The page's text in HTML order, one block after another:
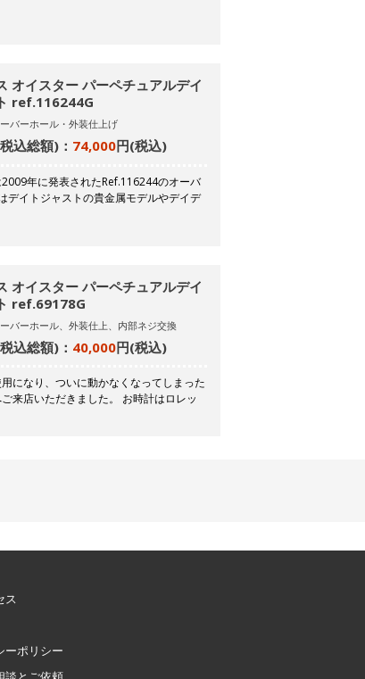
オイスター パーペチュアルデイ
ref.116244G
バーホール・外装仕上げ
込総額)： 74,000円(税込)
年に発表されたRef.116244のオーバ
デイトジャストの貴金属モデルやデイデ
オイスター パーペチュアルデイ
ref.69178G
バーホール、外装仕上、内部ネジ交換
込総額)： 40,000円(税込)
になり、ついに動かなくなってしまった
来店いただきました。 お時計はロレッ
ス
ーポリシー